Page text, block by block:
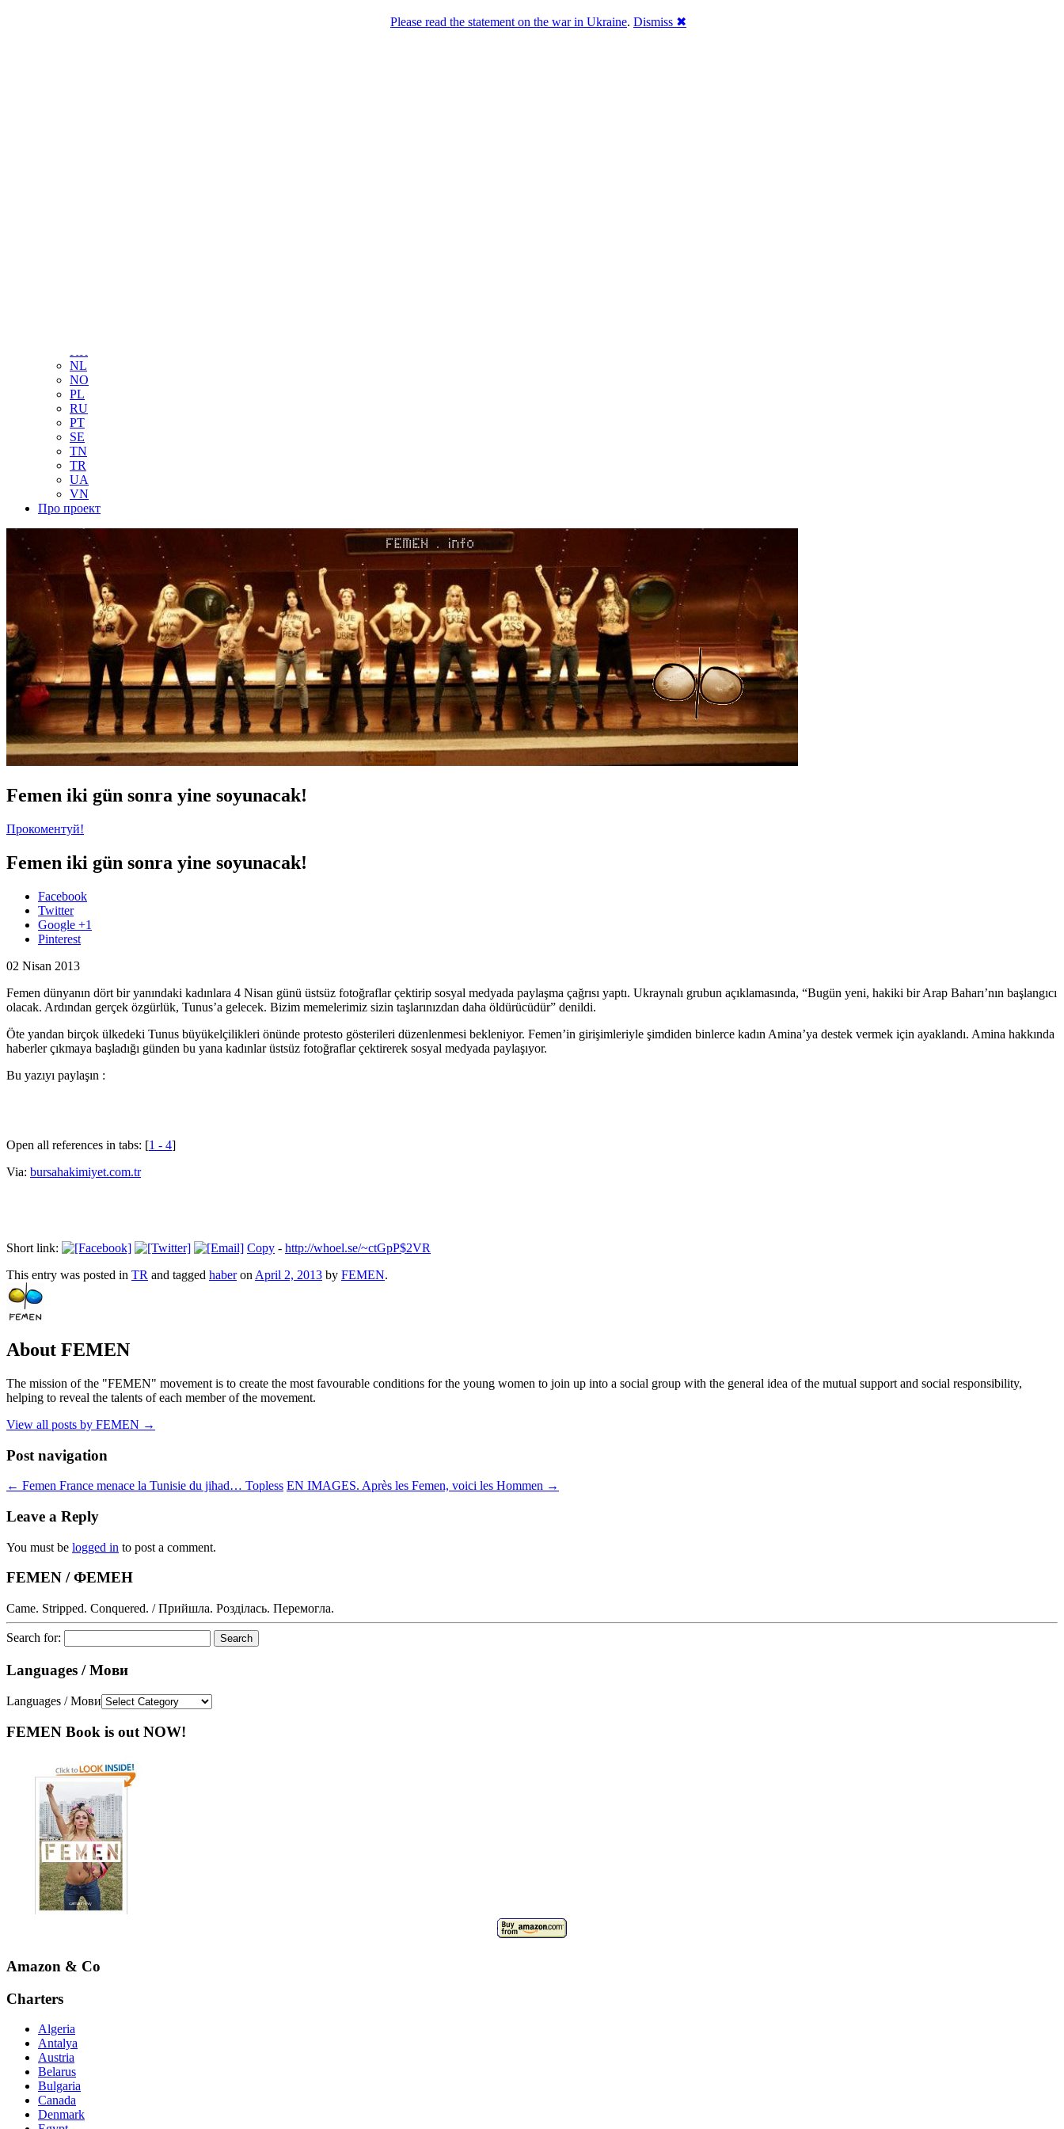
KR
NL
NO
PL
RU
PT
SE
TN
TR
UA
VN
Про проект
Femen iki gün sonra yine soyunacak!
Прокоментуй!
Femen iki gün sonra yine soyunacak!
Facebook
Twitter
Google +1
Pinterest
02 Nisan 2013
Femen dünyanın dört bir yanındaki kadınlara 4 Nisan günü üstsüz fotoğraflar çektirip sosyal medyada paylaşma çağrısı yaptı. Ukraynalı grubun açıklamasında, “Bugün yeni, hakiki bir Arap Baharı’nın başlangıcı
olacak. Ardından gerçek özgürlük, Tunus’a gelecek. Bizim memelerimiz sizin taşlarınızdan daha öldürücüdür” denildi.
Öte yandan birçok ülkedeki Tunus büyükelçilikleri önünde protesto gösterileri düzenlenmesi bekleniyor. Femen’in girişimleriyle şimdiden binlerce kadın Amina’ya destek vermek için ayaklandı. Amina hakkında
haberler çıkmaya başladığı günden bu yana kadınlar üstsüz fotoğraflar çektirerek sosyal medyada paylaşıyor.
Bu yazıyı paylaşın :
Open all references in tabs: [1 - 4]
Via: bursahakimiyet.com.tr
Short link: Copy - http://whoel.se/~ctGpP$2VR
This entry was posted in TR and tagged haberon April 2, 2013 by FEMEN.
About FEMEN
The mission of the "FEMEN" movement is to create the most favourable conditions for the young women to join up into a social group with the general idea of the mutual support and social responsibility,
helping to reveal the talents of each member of the movement.
View all posts by FEMEN →
Post navigation
← Femen France menace la Tunisie du jihad… Topless EN IMAGES. Après les Femen, voici les Hommen →
Leave a Reply
You must be logged in to post a comment.
FEMEN / ФЕМЕН
Came. Stripped. Conquered. / Прийшла. Розділась. Перемогла.
Search for:
Languages / Мови
Languages / Мови
FEMEN Book is out NOW!
Amazon & Co
Charters
Algeria
Antalya
Austria
Belarus
Bulgaria
Canada
Denmark
Please read the statement on the war in Ukraine. Dismiss ✖